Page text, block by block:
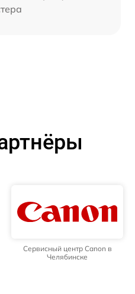
Сервисный центр Canon в
Челябинске